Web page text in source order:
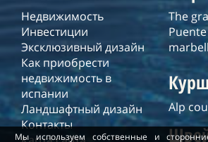
Мы используем собственные и
Недвижимость
Инвестиции
Эксклюзивный дизайн
Как приобрести
недвижимость в
испании
Ландшафтный дизайн
Контакты
The
Alp